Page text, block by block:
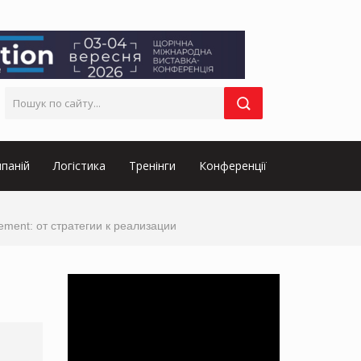
Логістика Тренінги Конференції
от стратегии к реализации